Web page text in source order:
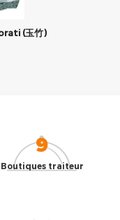
(玉竹)
9
Boutiques traiteur